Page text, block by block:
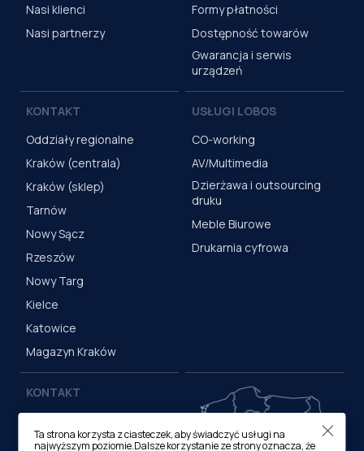
Nasi klienci
Nasi partnerzy
Formy płatności
Dostępność towarów
Gwarancja i serwis
urządzeń
KONTAKT
Oddziały regionalne
Kraków (centrala)
Kraków (sklep)
Tarnów
Nowy Sącz
Rzeszów
Nowy Targ
Kielce
Katowice
Magazyn Kraków
USŁUGI LOBOS
CO-working
AV/Multimedia
Dzierżawa i outsourcing
druku
Meble Biurowe
Drukarnia cyfrowa
KONTAKT
ul. M. Medweckiego 17, 31-
Ta strona korzysta z ciasteczek, aby świadczyć usługi na
najwyższym poziomie.Dalsze korzystanie ze strony oznacza, że